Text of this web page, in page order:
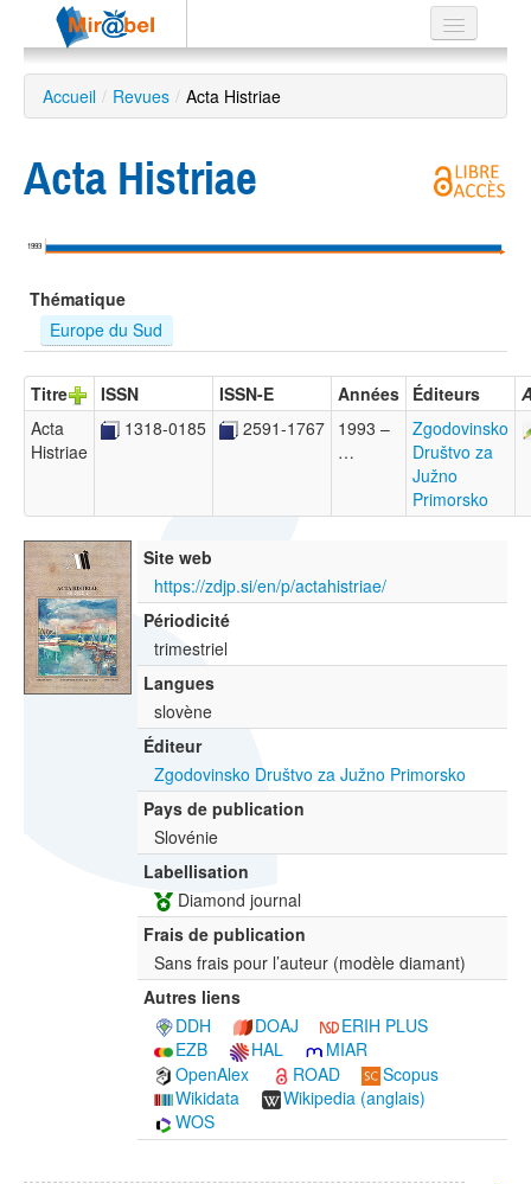
Le réseau
Soutien
Listes
Recherche
avancée
EN
ES
?
Accueil / Revues / Acta Histriae
Acta Histriae
1993
Thématique
Europe du Sud
Titre ISSN ISSN-E Années Éditeurs
Acta
Histriae
1318-0185 2591-1767 1993 –
…
Zgodovinsko
Društvo za
Južno
Primorsko
Site web
https://zdjp.si/en/p/actahistriae/
Périodicité
trimestriel
Langues
slovène
Éditeur
Zgodovinsko Društvo za Južno Primorsko
Pays de publication
Slovénie
Labellisation
Diamond journal
Frais de publication
Sans frais pour l’auteur (modèle diamant)
Autres liens
DDH
DOAJ
ERIH PLUS
EZB
HAL
MIAR
OpenAlex
ROAD
Scopus
Wikidata
Wikipedia (anglais)
WOS